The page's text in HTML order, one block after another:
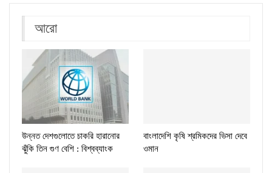
আরো
উন্নত দেশগুলোতে চাকরি হারানোর
ঝুঁকি তিন গুণ বেশি : বিশ্বব্যাংক
বাংলাদেশি কৃষি শ্রমিকদের ভিসা দেবে
ওমান